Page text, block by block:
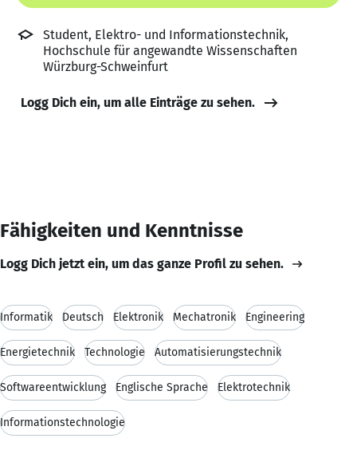
Student, Elektro- und Informationstechnik,
Hochschule für angewandte Wissenschaften
Würzburg-Schweinfurt
Logg Dich ein, um alle Einträge zu sehen.
Fähigkeiten und Kenntnisse
Logg Dich jetzt ein, um das ganze Profil zu sehen.
Informatik Deutsch Elektronik Mechatronik Engineering
Energietechnik Technologie Automatisierungstechnik
Softwareentwicklung Englische Sprache Elektrotechnik
Informationstechnologie